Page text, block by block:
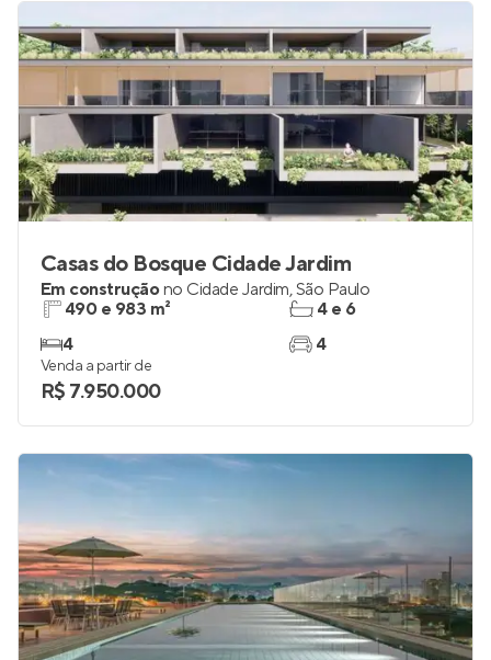
Casas do Bosque Cidade Jardim
Em construçãono Cidade Jardim,São Paulo
490 e 983 m²
4
4 e 6
4
Venda a partir de
R$ 7.950.000